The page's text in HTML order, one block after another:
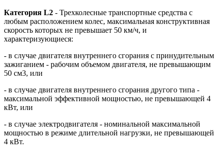
Категория L2 - Трехколесные транспортные средства с
любым расположением колес, максимальная конструктивная
скорость которых не превышает 50 км/ч, и
характеризующиеся:
- в случае двигателя внутреннего сгорания с принудительным
зажиганием - рабочим объемом двигателя, не превышающим
50 см3, или
- в случае двигателя внутреннего сгорания другого типа -
максимальной эффективной мощностью, не превышающей 4
кВт, или
- в случае электродвигателя - номинальной максимальной
мощностью в режиме длительной нагрузки, не превышающей
4 кВт.